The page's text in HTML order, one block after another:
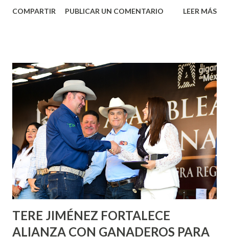
municipal, Leo Montañez dio inicio al programa
Corazón Urbano y el Municipio capital. Leo Montañez
informó que en este programa se usarán cerca de 90 mil
metros cuadrados de pintura, para dar inicio en la calle
Nieto, entre Jesús F. Elizondo y la calle 22 de Octubre, con
lo que se aplicará pintura en 66 casas. Posteriormente se
llevará este programa a Villas de Nuestra Señora de la
Asunción, Avenida Alameda y Decreto 27 de Septiembre, en
los edificios FOVISSSTE Ojo de Agua, en la comunidad
Norias de Paso Hondo y en los edificios de...
COMPARTIR PUBLICAR UN COMENTARIO LEER MÁS
TERE JIMÉNEZ FORTALECE
ALIANZA CON GANADEROS PARA